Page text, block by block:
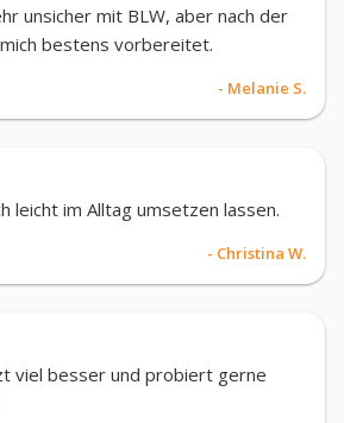
unsicher mit BLW, aber nach der
bestens vorbereitet.
- Melanie S.
leicht im Alltag umsetzen lassen.
- Christina W.
viel besser und probiert gerne